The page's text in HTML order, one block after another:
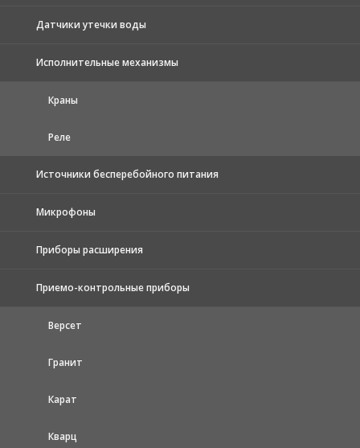
Датчики утечки воды
Исполнительные механизмы
Краны
Реле
Источники бесперебойного питания
Микрофоны
Приборы расширения
Приемо-контрольные приборы
Версет
Гранит
Карат
Кварц